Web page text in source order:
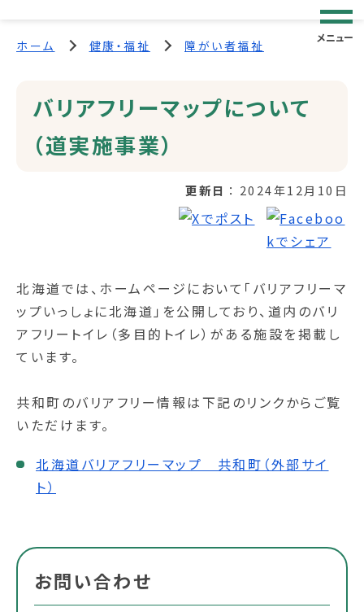
メニュー
ホーム 健康・福祉 障がい者福祉
バリアフリーマップについて
（道実施事業）
更新日 2024年12月10日
北海道では、ホームページにおいて「バリアフリーマ
ップいっしょに北海道」を公開しており、道内のバリ
アフリートイレ（多目的トイレ）がある施設を掲載し
ています。
共和町のバリアフリー情報は下記のリンクからご覧
いただけます。
北海道バリアフリーマップ 共和町（外部サイ
ト）
お問い合わせ